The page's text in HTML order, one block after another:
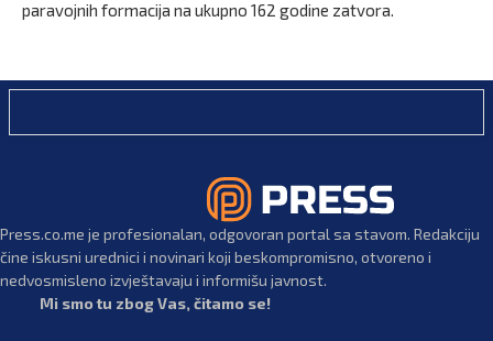
paravojnih formacija na ukupno 162 godine zatvora.
Press.co.me je profesionalan, odgovoran portal sa stavom. Redakciju
čine iskusni urednici i novinari koji beskompromisno, otvoreno i
nedvosmisleno izvještavaju i informišu javnost.
Mi smo tu zbog Vas, čitamo se!